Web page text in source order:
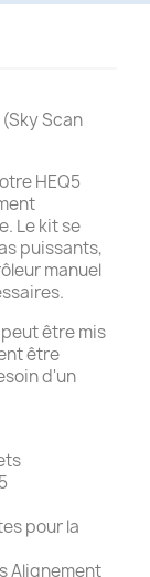
(Sky Scan
HEQ5
Le kit se
puissants,
manuel
être mis
être
d'un
pour la
Alignement